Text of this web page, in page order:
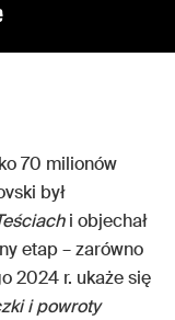
70 milionów
był
i objechał
etap – zarówno
2024 r. ukaże się
i powroty